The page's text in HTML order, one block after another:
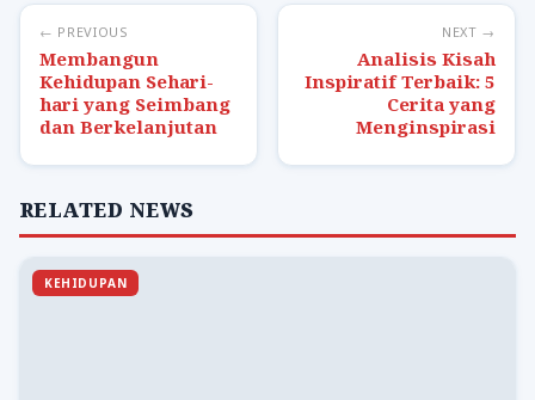
← PREVIOUS
Membangun
Kehidupan Sehari-
hari yang Seimbang
dan Berkelanjutan
NEXT →
Analisis Kisah
Inspiratif Terbaik: 5
Cerita yang
Menginspirasi
RELATED NEWS
KEHIDUPAN